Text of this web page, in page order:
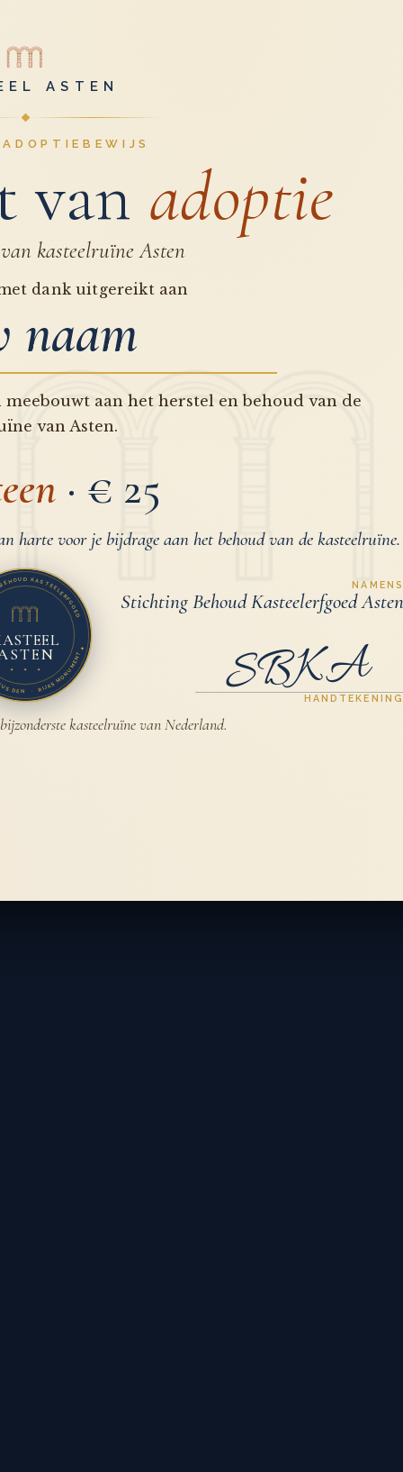
ASTEN
van adoptie
kasteelruïne Asten
dank uitgereikt aan
naam
aan het herstel en behoud van de
van Asten.
· € 25
harte voor je bijdrage aan het behoud van de kasteelruïne.
KASTEELERFGOED
· RIJKSMONUMENT
✦
✦ ✦ ✦
NAMENS
Stichting Behoud Kasteelerfgoed Asten
SBKA
HANDTEKENING
kasteelruïne van Nederland.